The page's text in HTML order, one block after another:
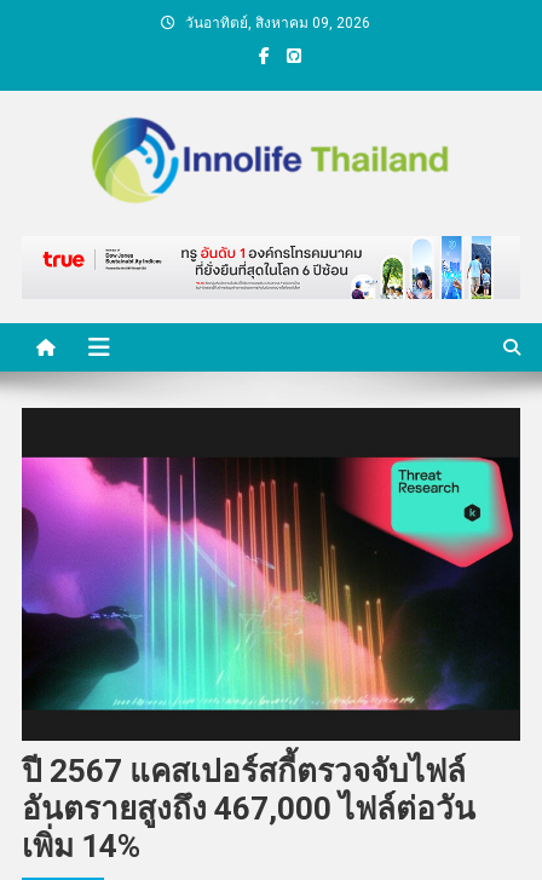
วันอาทิตย์, สิงหาคม 09, 2026
คนกับความคิด ชีวิตกับ
นวัตกรรม
ปี 2567 แคสเปอร์สกี้ตรวจจับไฟล์
อันตรายสูงถึง 467,000 ไฟล์ต่อวัน
เพิ่ม 14%